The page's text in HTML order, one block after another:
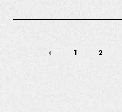
1 2